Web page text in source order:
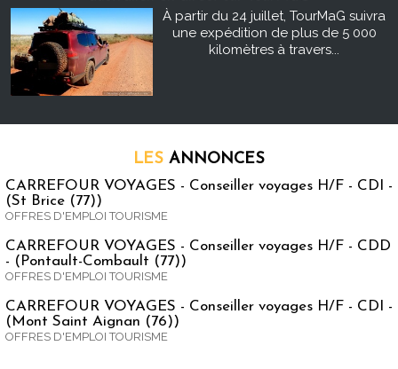
À partir du 24 juillet, TourMaG suivra
une expédition de plus de 5 000
kilomètres à travers...
LES ANNONCES
CARREFOUR VOYAGES - Conseiller voyages H/F - CDI -
(St Brice (77))
OFFRES D'EMPLOI TOURISME
CARREFOUR VOYAGES - Conseiller voyages H/F - CDD
- (Pontault-Combault (77))
OFFRES D'EMPLOI TOURISME
CARREFOUR VOYAGES - Conseiller voyages H/F - CDI -
(Mont Saint Aignan (76))
OFFRES D'EMPLOI TOURISME